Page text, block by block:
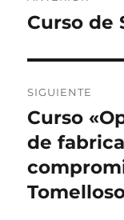
k
de
Entrada
Curso de
SIGUIENTE
Entrada
siguiente:
Curso
de